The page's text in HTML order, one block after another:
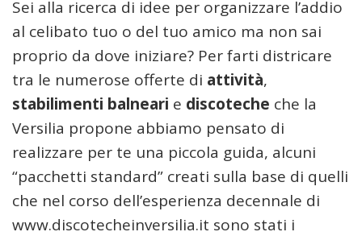
Sei alla ricerca di idee per organizzare l’addio
al celibato tuo o del tuo amico ma non sai
proprio da dove iniziare? Per farti districare
tra le numerose offerte di attività,
stabilimenti balneari e discoteche che la
Versilia propone abbiamo pensato di
realizzare per te una piccola guida, alcuni
“pacchetti standard” creati sulla base di quelli
che nel corso dell’esperienza decennale di
www.discotecheinversilia.it sono stati i